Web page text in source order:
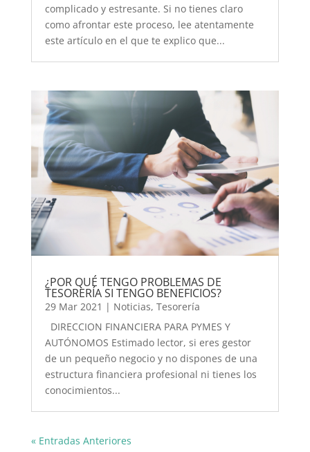
complicado y estresante. Si no tienes claro
como afrontar este proceso, lee atentamente
este artículo en el que te explico que...
¿POR QUÉ TENGO PROBLEMAS DE
TESORERÍA SI TENGO BENEFICIOS?
29 Mar 2021 | Noticias, Tesorería
DIRECCION FINANCIERA PARA PYMES Y
AUTÓNOMOS Estimado lector, si eres gestor
de un pequeño negocio y no dispones de una
estructura financiera profesional ni tienes los
conocimientos...
« Entradas Anteriores